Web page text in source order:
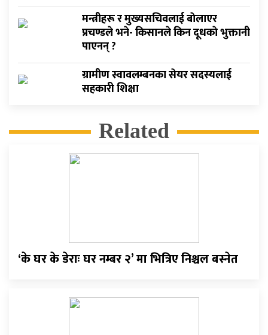
मन्त्रीहरू र मुख्यसचिवलाई बाेलाएर
प्रचण्डले भने- किसानले किन दूधकाे भुक्तानी
पाएनन् ?
ग्रामीण स्वावलम्बनका सेयर सदस्यलाई
सहकारी शिक्षा
Related
‘के घर के डेराः घर नम्बर २’ मा भित्रिए निश्चल बस्नेत